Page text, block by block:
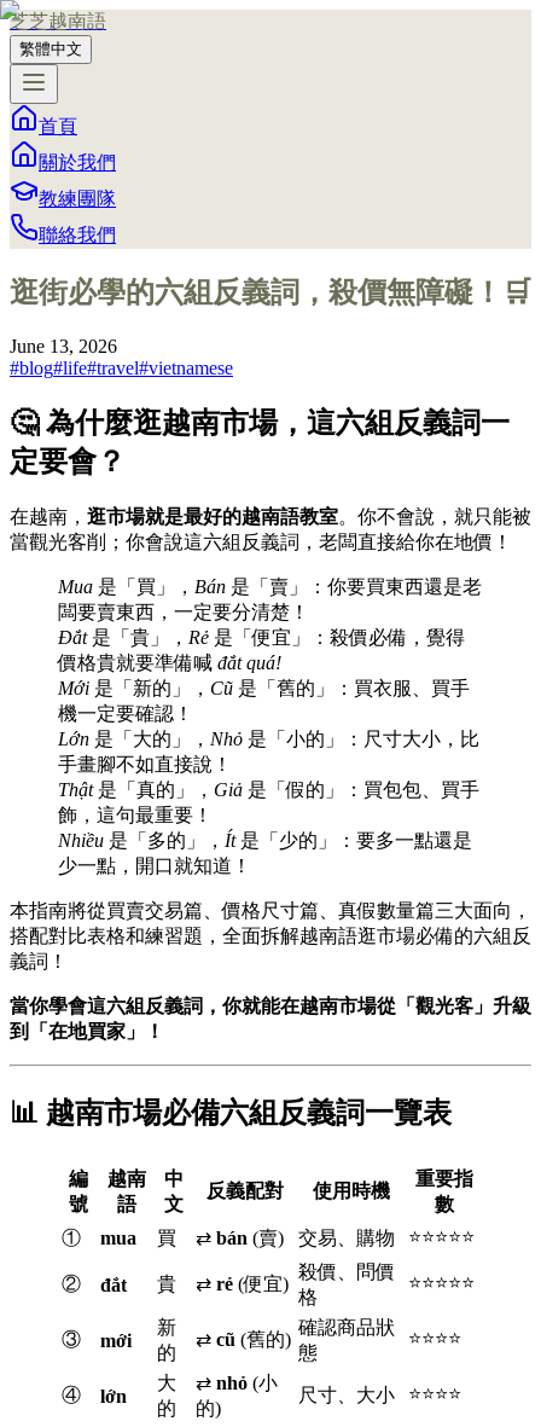
芝芝越南語
繁體中文
首頁
關於我們
教練團隊
聯絡我們
逛街必學的六組反義詞，殺價無障礙！🛒
June 13, 2026
#blog#life#travel#vietnamese
🤔 為什麼逛越南市場，這六組反義詞一
定要會？
在越南， 逛市場就是最好的越南語教室。你不會說，就只能被
當觀光客削；你會說這六組反義詞，老闆直接給你在地價！
Mua 是「買」， Bán 是「賣」：你要買東西還是老
闆要賣東西，一定要分清楚！
Đắt是「貴」， Rẻ 是「便宜」：殺價必備，覺得
價格貴就要準備喊 đắt quá!
Mới 是「新的」， Cũ 是「舊的」：買衣服、買手
機一定要確認！
Lớn 是「大的」， Nhỏ 是「小的」：尺寸大小，比
手畫腳不如直接說！
Thật是「真的」， Giả 是「假的」：買包包、買手
飾，這句最重要！
Nhiều 是「多的」， Ít是「少的」：要多一點還是
少一點，開口就知道！
本指南將從買賣交易篇、價格尺寸篇、真假數量篇三大面向，
搭配對比表格和練習題，全面拆解越南語逛市場必備的六組反
義詞！
當你學會這六組反義詞，你就能在越南市場從「觀光客」升級
到「在地買家」！
📊 越南市場必備六組反義詞一覽表
編
號
越南
語
中
文
反義配對 使用時機
重要指
數
①
mua 買 ⇄ bán (賣) 交易、購物 ⭐⭐⭐⭐⭐
② đắt 貴 ⇄ rẻ (便宜)
殺價、問價
格
⭐⭐⭐⭐⭐
③ mới
新
的
⇄ cũ (舊的)
確認商品狀
態
⭐⭐⭐⭐
④ lớn
大
的
⇄ nhỏ (小
的)
尺寸、大小 ⭐⭐⭐⭐